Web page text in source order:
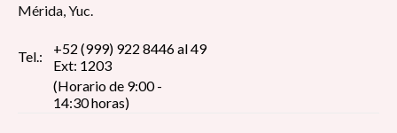
Mérida, Yuc.
Tel.:
+52 (999) 922 8446 al 49
Ext: 1203
(Horario de 9:00 -
14:30 horas)